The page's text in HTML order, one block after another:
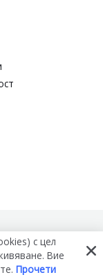
с цел
Вие
Прочети